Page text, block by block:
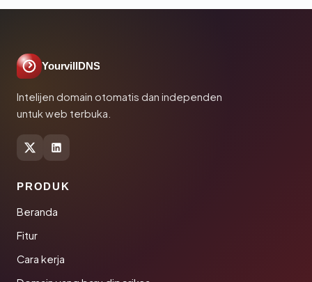
YourvillDNS
Intelijen domain otomatis dan independen
untuk web terbuka.
PRODUK
Beranda
Fitur
Cara kerja